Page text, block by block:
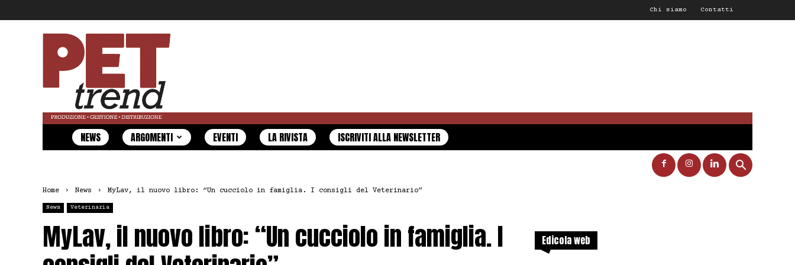
Chi siamo Contatti
Pet
Trend
NEWS ARGOMENTI EVENTI LA RIVISTA ISCRIVITI ALLA NEWSLETTER
Home News MyLav, il nuovo libro: “Un cucciolo in famiglia. I consigli del Veterinario”
News Veterinaria
MyLav, il nuovo libro: “Un cucciolo in famiglia. I
Edicola web